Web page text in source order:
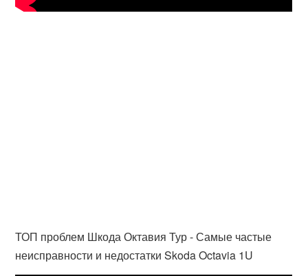
ТОП проблем Шкода Октавия Тур - Самые частые
неисправности и недостатки Skoda Octavia 1U